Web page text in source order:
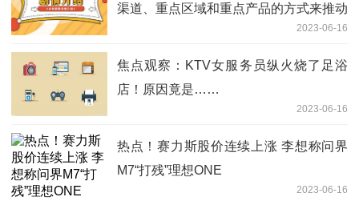
渠道、重点区域和重点产品的方式来推动
2023-06-16
焦点观察：KTV女服务员纵火烧了足浴
店！原因竟是……
2023-06-16
热点！赛力斯股价连续上涨 李想称问界
M7“打残”理想ONE
2023-06-16